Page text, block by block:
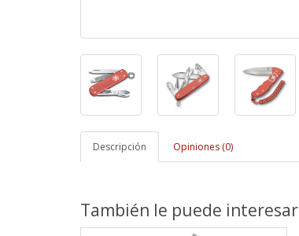
Descripción Opiniones (0)
También le puede interesar